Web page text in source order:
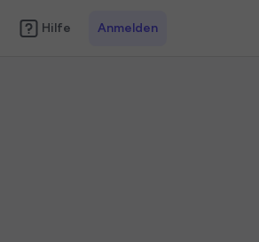
Hilfe Anmelden